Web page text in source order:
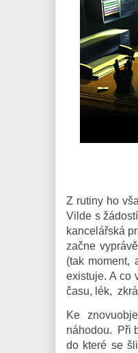
Z rutiny ho
Vilde s
kancelářská
začne
(tak moment,
existuje. A co
času, lék,
Ke z
náhodou. Při
do které se